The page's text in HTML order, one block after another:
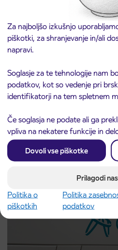
Za najboljšo izkušnjo
piškotki, za shranjevanje in/ali
napravi.
Soglasje za te tehnologije nam
podatkov, kot so vedenje pri
identifikatorji na tem spletnem
Če soglasja ne podate ali ga
vpliva na nekatere funkcije in
Dovoli vse piškotke
Prilagodi
Politika o
piškotkih
Politika
podatkov
vozovnic za šolsko leto
21. avgusta
Kranj
Preberite objavo